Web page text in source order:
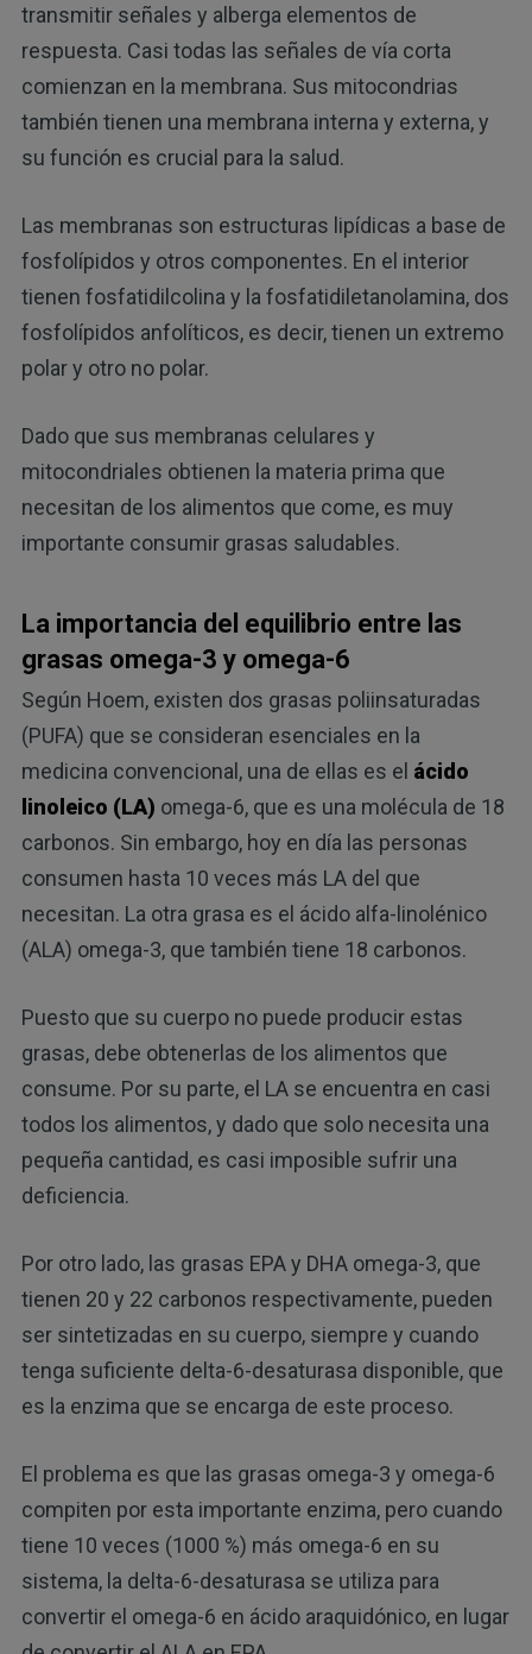
transmitir señales y alberga elementos de
respuesta. Casi todas las señales de vía corta
comienzan en la membrana. Sus mitocondrias
también tienen una membrana interna y externa, y
su función es crucial para la salud.
Las membranas son estructuras lipídicas a base de
fosfolípidos y otros componentes. En el interior
tienen fosfatidilcolina y la fosfatidiletanolamina, dos
fosfolípidos anfolíticos, es decir, tienen un extremo
polar y otro no polar.
Dado que sus membranas celulares y
mitocondriales obtienen la materia prima que
necesitan de los alimentos que come, es muy
importante consumir grasas saludables.
La importancia del equilibrio entre las
grasas omega-3 y omega-6
Según Hoem, existen dos grasas poliinsaturadas
(PUFA) que se consideran esenciales en la
medicina convencional, una de ellas es el ácido
linoleico (LA) omega-6, que es una molécula de 18
carbonos. Sin embargo, hoy en día las personas
consumen hasta 10 veces más LA del que
necesitan. La otra grasa es el ácido alfa-linolénico
(ALA) omega-3, que también tiene 18 carbonos.
Puesto que su cuerpo no puede producir estas
grasas, debe obtenerlas de los alimentos que
consume. Por su parte, el LA se encuentra en casi
todos los alimentos, y dado que solo necesita una
pequeña cantidad, es casi imposible sufrir una
deficiencia.
Por otro lado, las grasas EPA y DHA omega-3, que
tienen 20 y 22 carbonos respectivamente, pueden
ser sintetizadas en su cuerpo, siempre y cuando
tenga suficiente delta-6-desaturasa disponible, que
es la enzima que se encarga de este proceso.
El problema es que las grasas omega-3 y omega-6
compiten por esta importante enzima, pero cuando
tiene 10 veces (1000 %) más omega-6 en su
sistema, la delta-6-desaturasa se utiliza para
convertir el omega-6 en ácido araquidónico, en lugar